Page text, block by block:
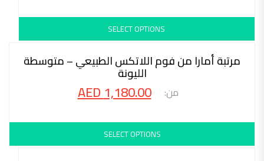
SELECT OPTIONS
محاكمة 30 ليلة
مرتبة أمارا من فوم اللاتكس الطبيعي – متوسطة
الليونة
AED1,180.00
SELECT OPTIONS